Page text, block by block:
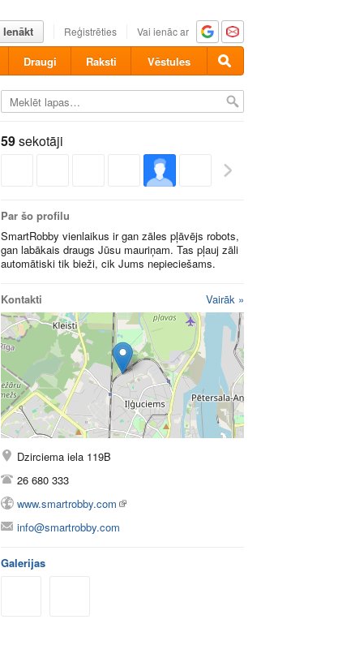
Ienākt Reģistrēties Vai ienāc ar
Draugi Raksti Vēstules
59sekotāji
Par šo profilu
SmartRobby vienlaikus ir gan zāles pļāvējs robots,
gan labākais draugs Jūsu mauriņam. Tas pļauj zāli
automātiski tik bieži, cik Jums nepieciešams.
Kontakti Vairāk »
Dzirciema iela 119B
26 680 333
www.smartrobby.com
info@smartrobby.com
Galerijas